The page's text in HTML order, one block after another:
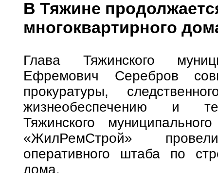
В Тяжине
многоквартирного
Глава Тяжинского
Ефремович Серебров
прокуратуры,
жизнеобеспечению и
Тяжинского
«ЖилРемСтрой»
оперативного штаба по
дома.